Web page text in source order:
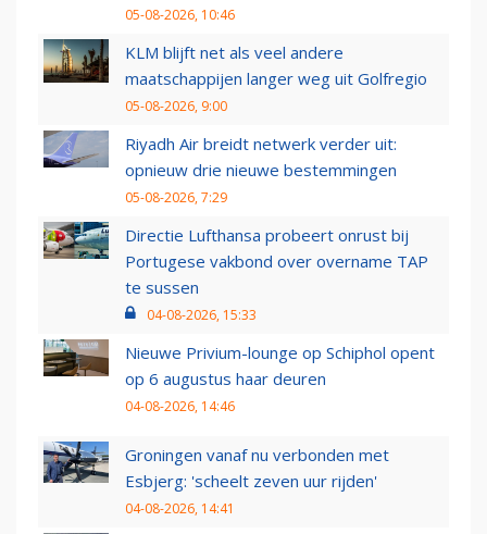
05-08-2026, 10:46
KLM blijft net als veel andere
maatschappijen langer weg uit Golfregio
05-08-2026, 9:00
Riyadh Air breidt netwerk verder uit:
opnieuw drie nieuwe bestemmingen
05-08-2026, 7:29
Directie Lufthansa probeert onrust bij
Portugese vakbond over overname TAP
te sussen
04-08-2026, 15:33
Nieuwe Privium-lounge op Schiphol opent
op 6 augustus haar deuren
04-08-2026, 14:46
Groningen vanaf nu verbonden met
Esbjerg: 'scheelt zeven uur rijden'
04-08-2026, 14:41